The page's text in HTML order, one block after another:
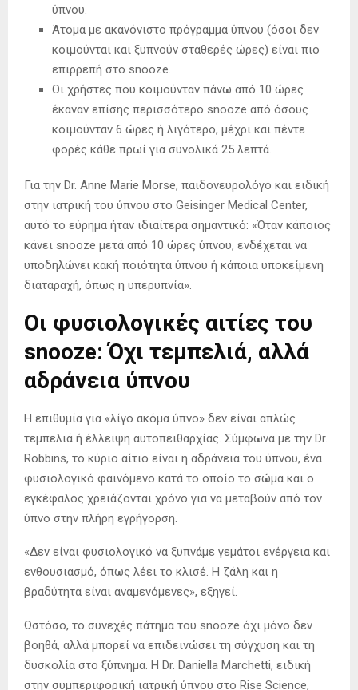
ύπνου.
Άτομα με ακανόνιστο πρόγραμμα ύπνου (όσοι δεν
κοιμούνται και ξυπνούν σταθερές ώρες) είναι πιο
επιρρεπή στο snooze.
Οι χρήστες που κοιμούνταν πάνω από 10 ώρες
έκαναν επίσης περισσότερο snooze από όσους
κοιμούνταν 6 ώρες ή λιγότερο, μέχρι και πέντε
φορές κάθε πρωί για συνολικά 25 λεπτά.
Για την Dr. Anne Marie Morse, παιδονευρολόγο και ειδική
στην ιατρική του ύπνου στο Geisinger Medical Center,
αυτό το εύρημα ήταν ιδιαίτερα σημαντικό: «Όταν κάποιος
κάνει snooze μετά από 10 ώρες ύπνου, ενδέχεται να
υποδηλώνει κακή ποιότητα ύπνου ή κάποια υποκείμενη
διαταραχή, όπως η υπερυπνία».
Οι φυσιολογικές αιτίες του
snooze: Όχι τεμπελιά, αλλά
αδράνεια ύπνου
Η επιθυμία για «λίγο ακόμα ύπνο» δεν είναι απλώς
τεμπελιά ή έλλειψη αυτοπειθαρχίας. Σύμφωνα με την Dr.
Robbins, το κύριο αίτιο είναι η αδράνεια του ύπνου, ένα
φυσιολογικό φαινόμενο κατά το οποίο το σώμα και ο
εγκέφαλος χρειάζονται χρόνο για να μεταβούν από τον
ύπνο στην πλήρη εγρήγορση.
«Δεν είναι φυσιολογικό να ξυπνάμε γεμάτοι ενέργεια και
ενθουσιασμό, όπως λέει το κλισέ. Η ζάλη και η
βραδύτητα είναι αναμενόμενες», εξηγεί.
Ωστόσο, το συνεχές πάτημα του snooze όχι μόνο δεν
βοηθά, αλλά μπορεί να επιδεινώσει τη σύγχυση και τη
δυσκολία στο ξύπνημα. Η Dr. Daniella Marchetti, ειδική
στην συμπεριφορική ιατρική ύπνου στο Rise Science,